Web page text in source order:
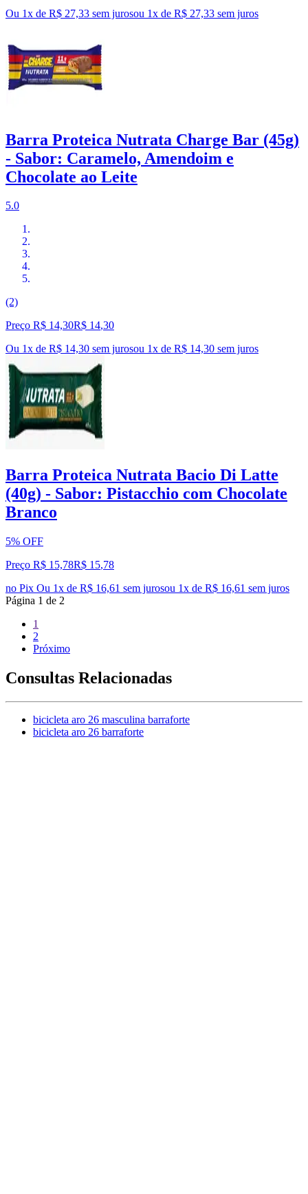
Ou 1x de R$ 27,33 sem jurosou 1x de R$ 27,33 sem juros
Barra Proteica Nutrata Charge Bar (45g)
- Sabor: Caramelo, Amendoim e
Chocolate ao Leite
5.0
(2)
Preço R$ 14,30R$ 14,30
Ou 1x de R$ 14,30 sem jurosou 1x de R$ 14,30 sem juros
Barra Proteica Nutrata Bacio Di Latte
(40g) - Sabor: Pistacchio com Chocolate
Branco
5% OFF
Preço R$ 15,78R$ 15,78
no Pix Ou 1x de R$ 16,61 sem jurosou 1x de R$ 16,61 sem juros
Página 1 de 2
1
2
Próximo
Consultas Relacionadas
bicicleta aro 26 masculina barraforte
bicicleta aro 26 barraforte